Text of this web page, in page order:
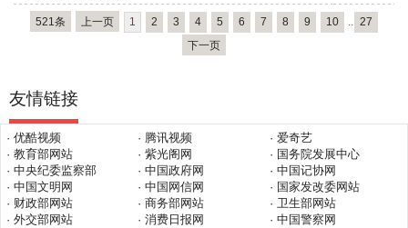
521条 上一页 1 2 3 4 5 6 7 8 9 10 .. 27
下一页
友情链接
· 优酷视频 · 腾讯视频
· 爱奇艺
· 教育部网站
· 紫光阁网
· 国务院发展中心
· 中央纪委监察部
· 中国政府网
· 中国记协网
· 中国文明网
· 中国网信网
· 国家发改委网站
· 财政部网站
· 商务部网站
· 卫生部网站
· 外交部网站
· 消费日报网
· 中国警察网